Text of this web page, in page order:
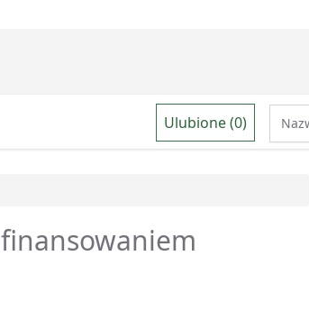
Ulubione (0)